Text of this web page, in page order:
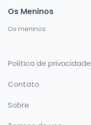
Os Meninos
Os meninos
Política de privacidade
Contato
Sobre